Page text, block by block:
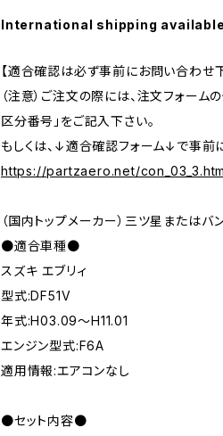
International shipping available
【適合確認は必ず事前にお問い合わせ下
（注意）ご注文の際には、注文フォームの
区分番号」をご記入下さい。
もしくは、↓適合確認フォーム↓で事前
https://partzaero.net/con_03_3.htm
（国内トップメーカー）三ツ星またはバ
●適合車種●
スズキ エブリィ
型式:DF51V
年式:H03.09～H11.01
エンジン型式:F6A
適用情報:エアコンなし
●セット内容●